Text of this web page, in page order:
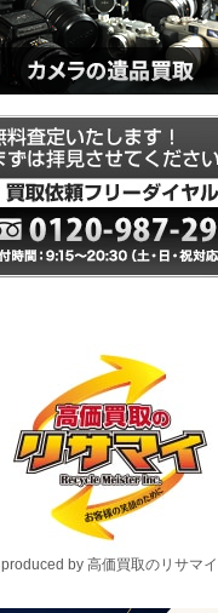
produced by 高価買取のリサマイ